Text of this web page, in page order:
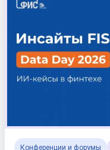
Конференции и форумы